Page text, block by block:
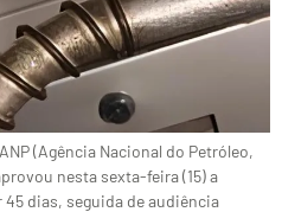
(Agência Nacional do Petróleo,
nesta sexta-feira (15) a
dias, seguida de audiência